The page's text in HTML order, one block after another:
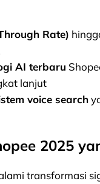
Rate)
AI terbaru
lanjut
voice search
2025
transformasi